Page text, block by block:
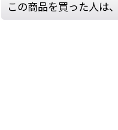
この商品を買った人は